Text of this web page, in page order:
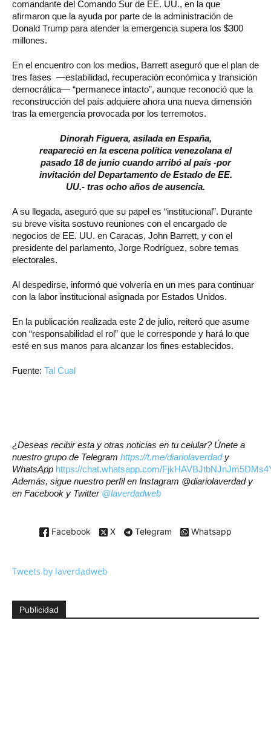
comandante del Comando Sur de EE. UU., en la que
afirmaron que la ayuda por parte de la administración de
Donald Trump para atender la emergencia supera los $300
millones.
En el encuentro con los medios, Barrett aseguró que el plan de
tres fases —estabilidad, recuperación económica y transición
democrática— “permanece intacto”, aunque reconoció que la
reconstrucción del país adquiere ahora una nueva dimensión
tras la emergencia provocada por los terremotos.
Dinorah Figuera, asilada en España,
reapareció en la escena política venezolana el
pasado 18 de junio cuando arribó al país -por
invitación del Departamento de Estado de EE.
UU.- tras ocho años de ausencia.
A su llegada, aseguró que su papel es “institucional”. Durante
su breve visita sostuvo reuniones con el encargado de
negocios de EE. UU. en Caracas, John Barrett, y con el
presidente del parlamento, Jorge Rodríguez, sobre temas
electorales.
Al despedirse, informó que volvería en un mes para continuar
con la labor institucional asignada por Estados Unidos.
En la publicación realizada este 2 de julio, reiteró que asume
con “responsabilidad el rol” que le corresponde y hará lo que
esté en sus manos para alcanzar los fines establecidos.
Fuente: Tal Cual
¿Deseas recibir esta y otras noticias en tu celular? Únete a
nuestro grupo de Telegram https://t.me/diariolaverdady
WhatsApp https://chat.whatsapp.com/
Además, sigue nuestro perfil en Instagram @diariolaverdad y
en Facebook y Twitter @laverdadweb
Facebook X Telegram Whatsapp
Tweets by laverdadweb
Publicidad